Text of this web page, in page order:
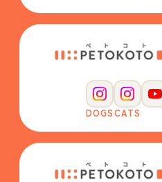
DOGSCATS